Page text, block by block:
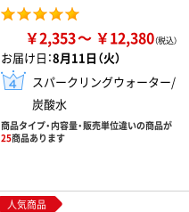
￥2,353 ￥12,380
お届け日：8月11日（火）
スパークリングウォーター/
炭酸水
商品タイプ・内容量・販売単位違いの商品が
25商品あります
人気商品